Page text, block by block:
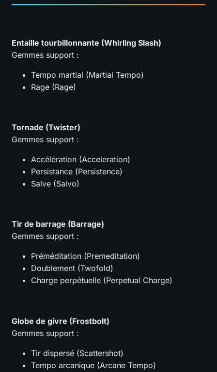
Entaille tourbillonnante (Whirling Slash)
Gemmes support :
Tempo martial (Martial Tempo)
Rage (Rage)
Tornade (Twister)
Gemmes support :
Accélération (Acceleration)
Persistance (Persistence)
Salve (Salvo)
Tir de barrage (Barrage)
Gemmes support :
Préméditation (Premeditation)
Doublement (Twofold)
Charge perpétuelle (Perpetual Charge)
Globe de givre (Frostbolt)
Gemmes support :
Tir dispersé (Scattershot)
Tempo arcanique (Arcane Tempo)